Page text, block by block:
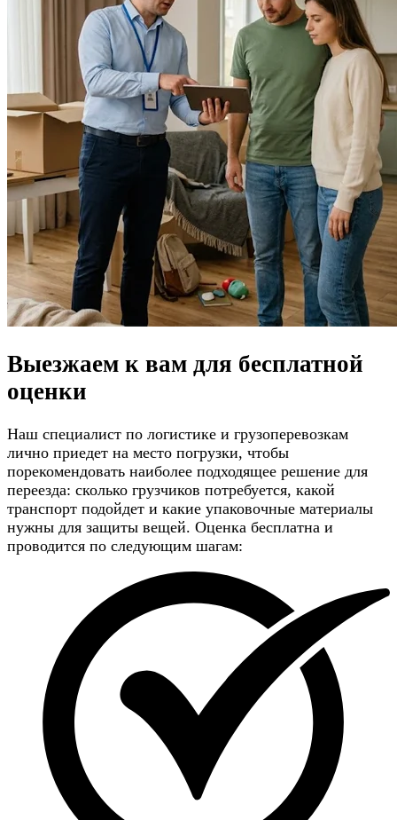
Выезжаем к вам для бесплатной
оценки
Наш специалист по логистике и грузоперевозкам
лично приедет на место погрузки, чтобы
порекомендовать наиболее подходящее решение для
переезда: сколько грузчиков потребуется, какой
транспорт подойдет и какие упаковочные материалы
нужны для защиты вещей. Оценка бесплатна и
проводится по следующим шагам: